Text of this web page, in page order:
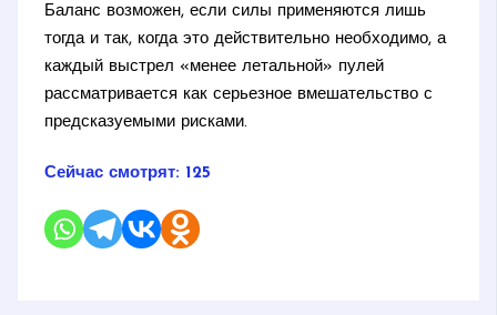
Баланс возможен, если силы применяются лишь
тогда и так, когда это действительно необходимо, а
каждый выстрел «менее летальной» пулей
рассматривается как серьезное вмешательство с
предсказуемыми рисками.
Сейчас смотрят: 125